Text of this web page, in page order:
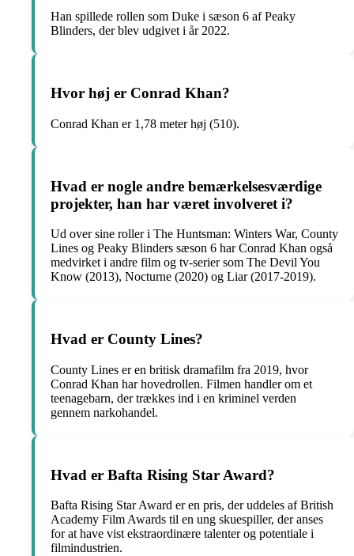
Han spillede rollen som Duke i sæson 6 af Peaky
Blinders, der blev udgivet i år 2022.
Hvor høj er Conrad Khan?
Conrad Khan er 1,78 meter høj (510).
Hvad er nogle andre bemærkelsesværdige
projekter, han har været involveret i?
Ud over sine roller i The Huntsman: Winters War, County
Lines og Peaky Blinders sæson 6 har Conrad Khan også
medvirket i andre film og tv-serier som The Devil You
Know (2013), Nocturne (2020) og Liar (2017-2019).
Hvad er County Lines?
County Lines er en britisk dramafilm fra 2019, hvor
Conrad Khan har hovedrollen. Filmen handler om et
teenagebarn, der trækkes ind i en kriminel verden
gennem narkohandel.
Hvad er Bafta Rising Star Award?
Bafta Rising Star Award er en pris, der uddeles af British
Academy Film Awards til en ung skuespiller, der anses
for at have vist ekstraordinære talenter og potentiale i
filmindustrien.